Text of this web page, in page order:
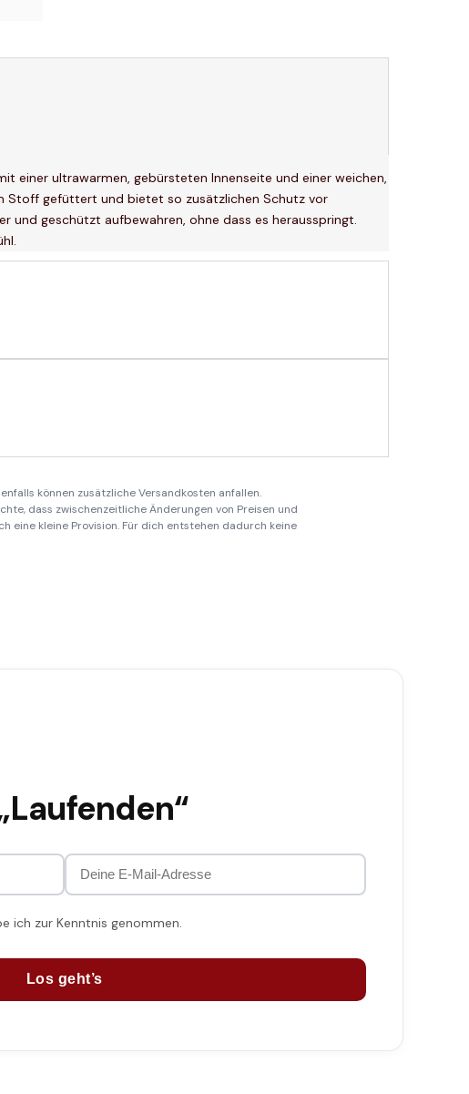
einer ultrawarmen, gebürsteten Innenseite und einer weichen,
Stoff gefüttert und bietet so zusätzlichen Schutz vor
und geschützt aufbewahren, ohne dass es herausspringt.
können zusätzliche Versandkosten anfallen.
dass zwischenzeitliche Änderungen von Preisen und
eine kleine Provision. Für dich entstehen dadurch keine
ich zur Kenntnis genommen.
Los geht’s